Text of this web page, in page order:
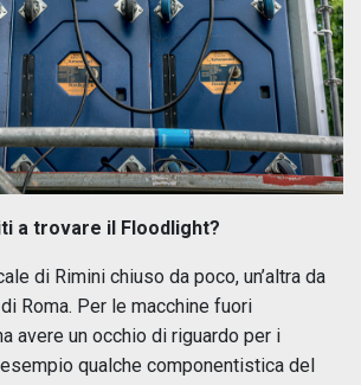
a trovare il Floodlight?
di Rimini chiuso da poco, un’altra da
Roma. Per le macchine fuori
avere un occhio di riguardo per i
qualche componentistica del